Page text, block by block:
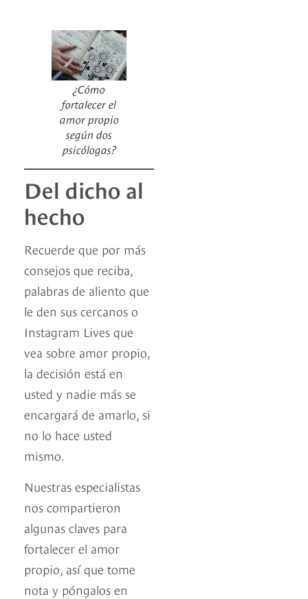
¿Cómo
fortalecer el
amor propio
según dos
psicólogas?
Del dicho al
hecho
Recuerde que por más
consejos que reciba,
palabras de aliento que
le den sus cercanos o
Instagram Lives que
vea sobre amor propio,
la decisión está en
usted y nadie más se
encargará de amarlo, si
no lo hace usted
mismo.
Nuestras especialistas
nos compartieron
algunas claves para
fortalecer el amor
propio, así que tome
nota y póngalos en